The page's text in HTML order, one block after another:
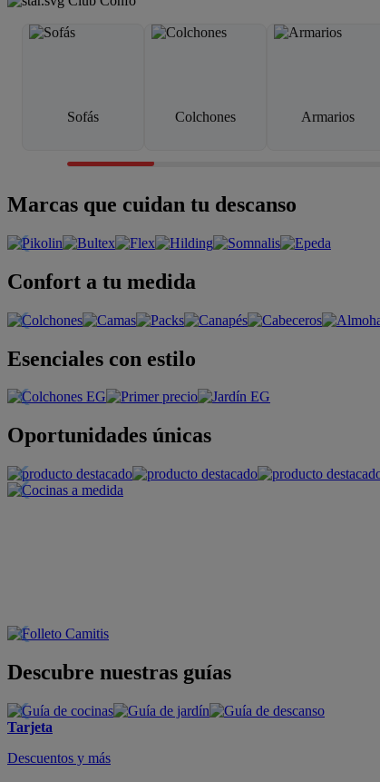
Sofás Colchones Armarios
Marcas que cuidan tu descanso
Confort a tu medida
Esenciales con estilo
Oportunidades únicas
Descubre nuestras guías
Tarjeta
Descuentos y más